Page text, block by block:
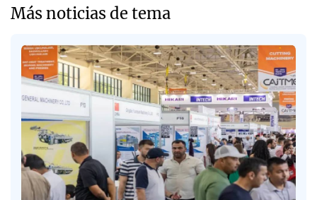
Más noticias de tema